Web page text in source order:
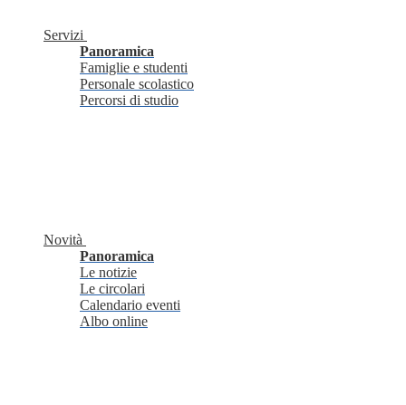
Servizi
Panoramica
Famiglie e studenti
Personale scolastico
Percorsi di studio
Novità
Panoramica
Le notizie
Le circolari
Calendario eventi
Albo online